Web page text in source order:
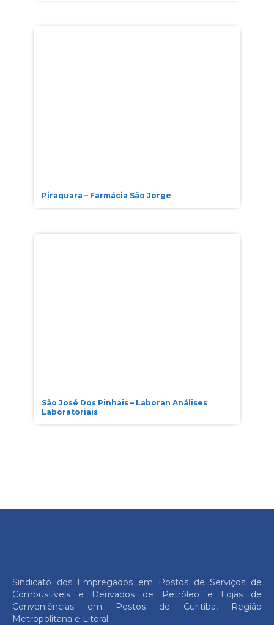
Piraquara – Farmácia São Jorge
São José Dos Pinhais – Laboran Análises
Laboratoriais
Sindicato dos Empregados em Postos de Serviços de
Combustíveis e Derivados de Petróleo e Lojas de
Conveniências em Postos de Curitiba, Região
Metropolitana e Litoral